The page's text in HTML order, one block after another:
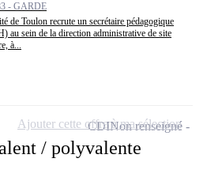
- GARDE
Toulon recrute un secrétaire pédagogique
au sein de la direction administrative de site
à...
/ polyvalente
CDINon renseigné
Ajouter cette offre à ma sélection